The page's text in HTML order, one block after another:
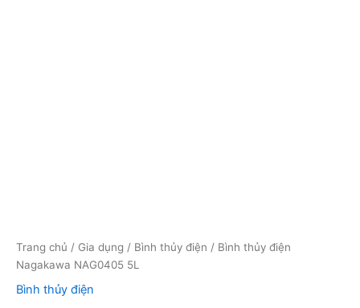
Trang chủ / Gia dụng / Bình thủy điện / Bình thủy điện
Nagakawa NAG0405 5L
Bình thủy điện